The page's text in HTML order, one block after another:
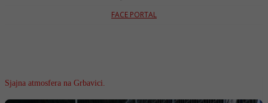
FACE PORTAL
Sjajna atmosfera na Grbavici.